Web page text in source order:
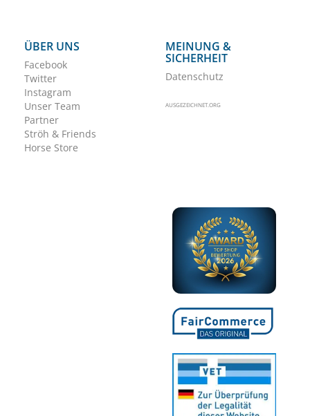
ÜBER UNS
Facebook
Twitter
Instagram
Unser Team
Partner
Ströh & Friends
Horse Store
MEINUNG &
SICHERHEIT
Datenschutz
AUSGEZEICHNET.ORG